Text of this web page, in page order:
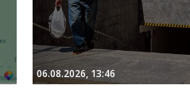
06.08.2026, 13:46